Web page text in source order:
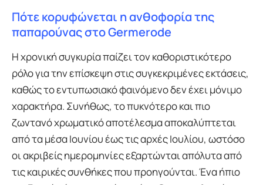
Πότε κορυφώνεται η ανθοφορία της
παπαρούνας στο Germerode
Η χρονική συγκυρία παίζει τον καθοριστικότερο
ρόλο για την επίσκεψη στις συγκεκριμένες εκτάσεις,
καθώς το εντυπωσιακό φαινόμενο δεν έχει μόνιμο
χαρακτήρα. Συνήθως, το πυκνότερο και πιο
ζωντανό χρωματικό αποτέλεσμα αποκαλύπτεται
από τα μέσα Ιουνίου έως τις αρχές Ιουλίου, ωστόσο
οι ακριβείς ημερομηνίες εξαρτώνται απόλυτα από
τις καιρικές συνθήκες που προηγούνται. Ένα ήπιο